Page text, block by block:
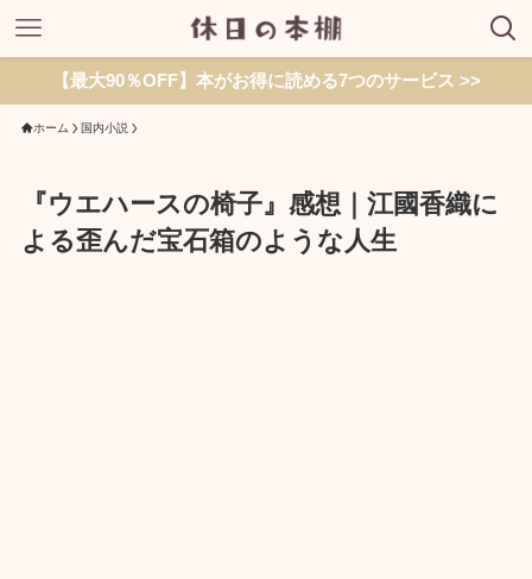
【最大90％OFF】本がお得に読める7つのサービス >>
ホーム 国内小説
『ウエハースの椅子』感想｜江國香織に
よる歪んだ宝石箱のような人生